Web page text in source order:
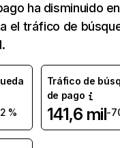
ha disminuido en
el tráfico de
%
Tráfico de
de pago
141,6 mil-